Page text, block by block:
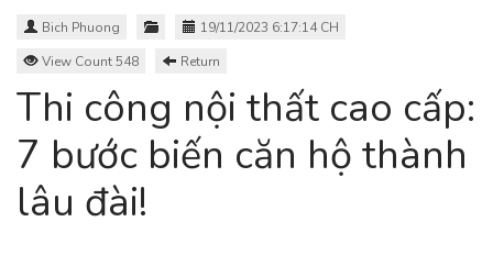
Bich Phuong
19/11/2023 6:17:14 CH
View Count 548
Return
Thi công nội thất cao cấp:
7 bước biến căn hộ thành
lâu đài!